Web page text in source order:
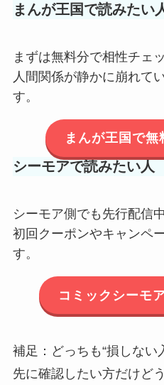
まんが王国で読みたい
まずは無料分で相性チェッ
人間関係が静かに崩れて
す。
まんが王国で無
シーモアで読みたい人
シーモア側でも先行配信中
初回クーポンやキャンペ
す。
コミックシーモ
補足：どっちも“損しない
先に確認したい方だけどう